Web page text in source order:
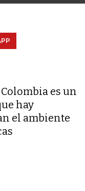
es un
hay
el ambiente